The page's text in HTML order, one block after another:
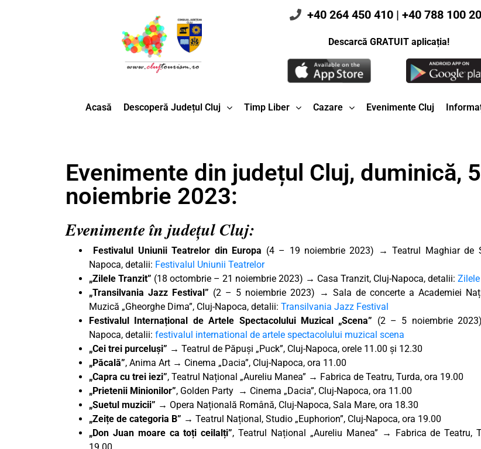
+40 264 450 410 | +40 788 100
Descarcă GRATUIT aplicația!
Acasă Descoperă Județul Cluj Timp Liber Cazare Evenimente Cluj
Evenimente din județul Cluj, duminică, 5
noiembrie 2023:
Evenimente în județul Cluj:
Festivalul Uniunii Teatrelor din Europa (4 – 19 noiembrie 2023) → Teatrul Maghiar de
Napoca, detalii: Festivalul Uniunii Teatrelor
„Zilele Tranzit” (18 octombrie – 21 noiembrie 2023) → Casa Tranzit, Cluj-Napoca, detalii:
„Transilvania Jazz Festival” (2 – 5 noiembrie 2023) → Sala de concerte a Academiei
Muzică „Gheorghe Dima”, Cluj-Napoca, detalii: Transilvania Jazz Festival
Festivalul Internațional de Artele Spectacolului Muzical „Scena” (2 – 5 noiembrie
Napoca, detalii: festivalul international de artele spectacolului muzical scena
„Cei trei purceluși” → Teatrul de Păpuși „Puck”, Cluj-Napoca, orele 11.00 și 12.30
„Păcală”, Anima Art → Cinema „Dacia”, Cluj-Napoca, ora 11.00
„Capra cu trei iezi”, Teatrul Național „Aureliu Manea” → Fabrica de Teatru, Turda, ora 19.00
„Prietenii Minionilor”, Golden Party → Cinema „Dacia”, Cluj-Napoca, ora 11.00
„Suetul muzicii” → Opera Națională Română, Cluj-Napoca, Sala Mare, ora 18.30
„Zeițe de categoria B” → Teatrul Național, Studio „Euphorion”, Cluj-Napoca, ora 19.00
„Don Juan moare ca toți ceilalți”, Teatrul Național „Aureliu Manea” → Fabrica de Teatru,